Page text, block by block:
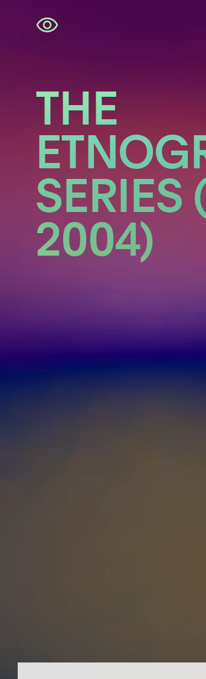
Navigatie
overslaan
THE
2004)